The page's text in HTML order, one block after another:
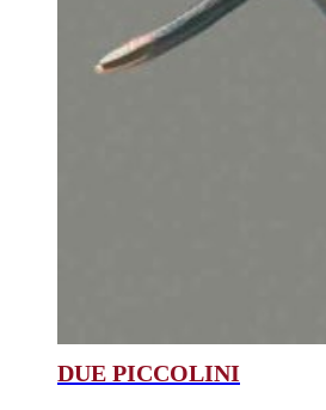
DUE PICCOLINI